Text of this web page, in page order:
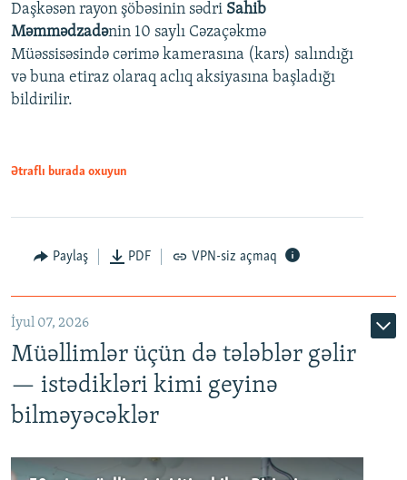
Auto 240p 360p
720p 1080p
720p
1080p
Daşkəsən rayon şöbəsinin sədri Sahib
Məmmədzadənin 10 saylı Cəzaçəkmə
Müəssisəsində cərimə kamerasına (kars) salındığı
və buna etiraz olaraq aclıq aksiyasına başladığı
bildirilir.
Ətraflı burada oxuyun
Paylaş PDF VPN-siz açmaq
İyul 07, 2026
Müəllimlər üçün də tələblər gəlir
— istədikləri kimi geyinə
bilməyəcəklər